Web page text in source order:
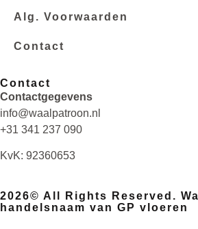
Alg. Voorwaarden
Contact
Contact
Contactgegevens
info@waalpatroon.nl
+31 341 237 090
KvK: 92360653
2026© All Rights Reserved.
handelsnaam van GP vloeren